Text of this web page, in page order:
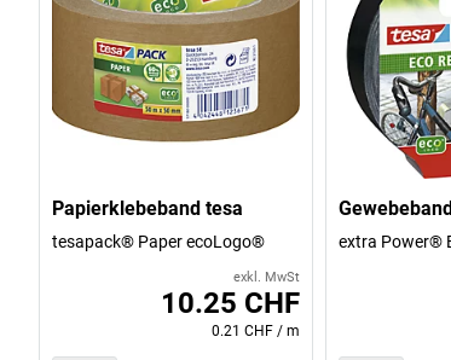
Papierklebeband tesa
tesapack® Paper ecoLogo®
exkl. MwSt
10.25 CHF
0.21 CHF /m
extra Power®